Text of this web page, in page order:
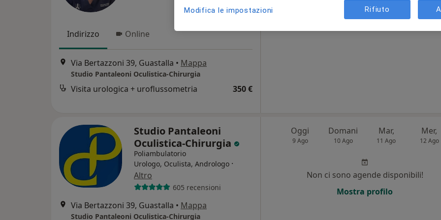
Indirizzo Online
Via Bertazzoni 39, Guastalla • Mappa
Studio Pantaleoni Oculistica-Chirurgia
Visita urologica + uroflussometria 350 €
Chiedi di attivare le prenotazioni online
Studio Pantaleoni
Oculistica-Chirurgia
Poliambulatorio
Urologo, Oculista, Andrologo ·
Altro
605 recensioni
Via Bertazzoni 39, Guastalla • Mappa
Studio Pantaleoni Oculistica-Chirurgia
Oggi
9 Ago
Domani
10 Ago
Mar,
11 Ago
Mer,
12 Ago
Non ci sono agende disponibili!
Mostra profilo
Modifica le impostazioni Rifiuto